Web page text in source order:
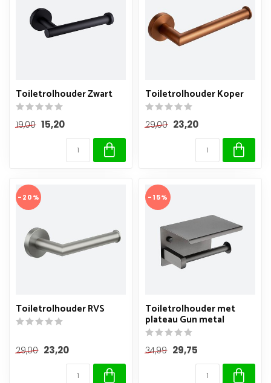
Toiletrolhouder Zwart
19,00 15,20
Toiletrolhouder Koper
29,00 23,20
-20%
Toiletrolhouder RVS
29,00 23,20
-15%
Toiletrolhouder met
plateau Gun metal
34,99 29,75